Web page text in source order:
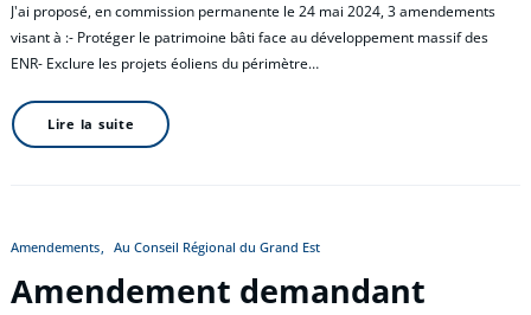
J'ai proposé, en commission permanente le 24 mai 2024, 3 amendements
visant à :- Protéger le patrimoine bâti face au développement massif des
ENR- Exclure les projets éoliens du périmètre…
Lire la suite
Amendements Au Conseil Régional du Grand Est
Amendement demandant